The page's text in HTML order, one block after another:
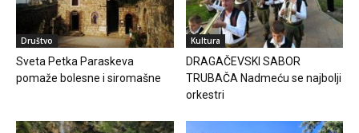
Društvo
Sveta Petka Paraskeva
pomaže bolesne i siromašne
Kultura
DRAGAČEVSKI SABOR
TRUBAČA Nadmeću se najbolji
orkestri